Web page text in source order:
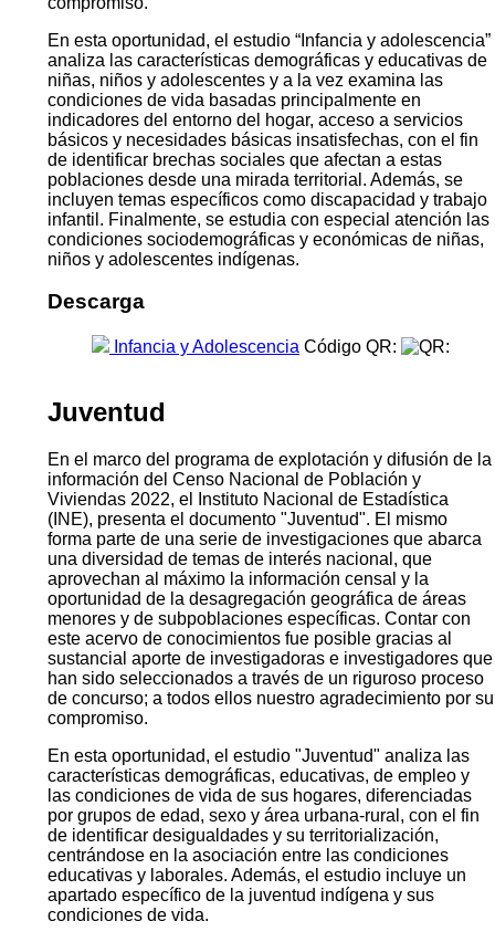
En esta oportunidad, el estudio “Infancia y adolescencia”
analiza las características demográficas y educativas de
niñas, niños y adolescentes y a la vez examina las
condiciones de vida basadas principalmente en
indicadores del entorno del hogar, acceso a servicios
básicos y necesidades básicas insatisfechas, con el fin
de identificar brechas sociales que afectan a estas
poblaciones desde una mirada territorial. Además, se
incluyen temas específicos como discapacidad y trabajo
infantil. Finalmente, se estudia con especial atención las
condiciones sociodemográficas y económicas de niñas,
niños y adolescentes indígenas.
Descarga
Infancia y Adolescencia Código QR:
Juventud
En el marco del programa de explotación y difusión de la
información del Censo Nacional de Población y
Viviendas 2022, el Instituto Nacional de Estadística
(INE), presenta el documento "Juventud". El mismo
forma parte de una serie de investigaciones que abarca
una diversidad de temas de interés nacional, que
aprovechan al máximo la información censal y la
oportunidad de la desagregación geográfica de áreas
menores y de subpoblaciones específicas. Contar con
este acervo de conocimientos fue posible gracias al
sustancial aporte de investigadoras e investigadores que
han sido seleccionados a través de un riguroso proceso
de concurso; a todos ellos nuestro agradecimiento por su
compromiso.
En esta oportunidad, el estudio "Juventud" analiza las
características demográficas, educativas, de empleo y
las condiciones de vida de sus hogares, diferenciadas
por grupos de edad, sexo y área urbana-rural, con el fin
de identificar desigualdades y su territorialización,
centrándose en la asociación entre las condiciones
educativas y laborales. Además, el estudio incluye un
apartado específico de la juventud indígena y sus
condiciones de vida.